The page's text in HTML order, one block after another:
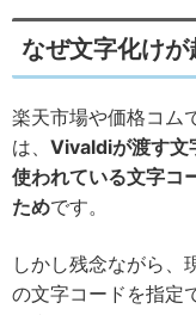
なぜ文字化け
楽天市場や価格コム
は、 Vivaldiが渡す文
使われている文字コ
ためです。
しかし残念ながら、
の文字コードを指定